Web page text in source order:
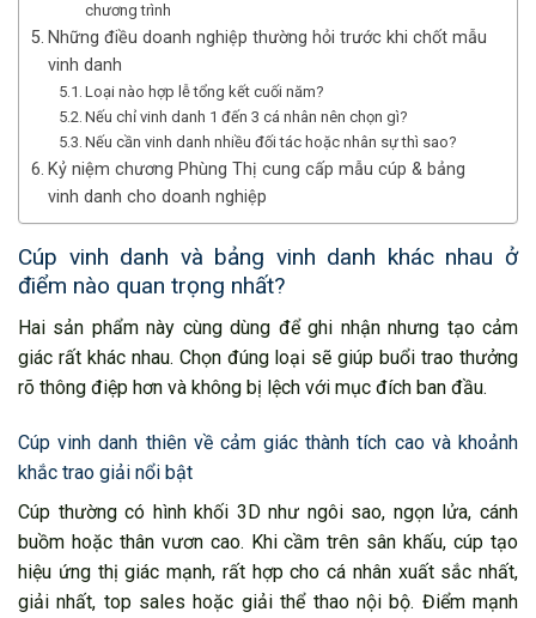
chương trình
Những điều doanh nghiệp thường hỏi trước khi chốt mẫu
vinh danh
Loại nào hợp lễ tổng kết cuối năm?
Nếu chỉ vinh danh 1 đến 3 cá nhân nên chọn gì?
Nếu cần vinh danh nhiều đối tác hoặc nhân sự thì sao?
Kỷ niệm chương Phùng Thị cung cấp mẫu cúp & bảng
vinh danh cho doanh nghiệp
Cúp vinh danh và bảng vinh danh khác nhau ở
điểm nào quan trọng nhất?
Hai sản phẩm này cùng dùng để ghi nhận nhưng tạo cảm
giác rất khác nhau. Chọn đúng loại sẽ giúp buổi trao thưởng
rõ thông điệp hơn và không bị lệch với mục đích ban đầu.
Cúp vinh danh thiên về cảm giác thành tích cao và khoảnh
khắc trao giải nổi bật
Cúp thường có hình khối 3D như ngôi sao, ngọn lửa, cánh
buồm hoặc thân vươn cao. Khi cầm trên sân khấu, cúp tạo
hiệu ứng thị giác mạnh, rất hợp cho cá nhân xuất sắc nhất,
giải nhất, top sales hoặc giải thể thao nội bộ. Điểm mạnh